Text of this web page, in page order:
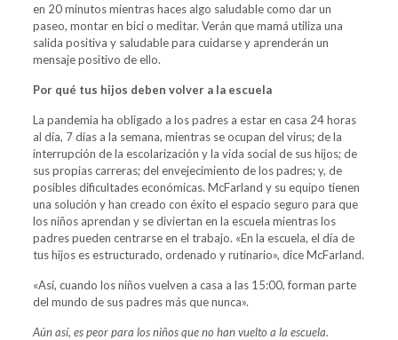
en 20 minutos mientras haces algo saludable como dar un
paseo, montar en bici o meditar. Verán que mamá utiliza una
salida positiva y saludable para cuidarse y aprenderán un
mensaje positivo de ello.
Por qué tus hijos deben volver a la escuela
La pandemia ha obligado a los padres a estar en casa 24 horas
al día, 7 días a la semana, mientras se ocupan del virus; de la
interrupción de la escolarización y la vida social de sus hijos; de
sus propias carreras; del envejecimiento de los padres; y, de
posibles dificultades económicas. McFarland y su equipo tienen
una solución y han creado con éxito el espacio seguro para que
los niños aprendan y se diviertan en la escuela mientras los
padres pueden centrarse en el trabajo. «En la escuela, el día de
tus hijos es estructurado, ordenado y rutinario», dice McFarland.
«Así, cuando los niños vuelven a casa a las 15:00, forman parte
del mundo de sus padres más que nunca».
Aún así, es peor para los niños que no han vuelto a la escuela.